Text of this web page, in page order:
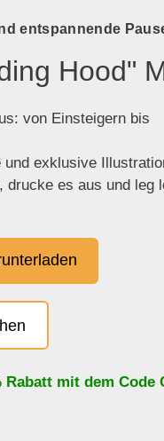
entspannende
Hood"
von Einsteigern bis
und exklusive
drucke es aus und leg
Rabatt mit dem Code